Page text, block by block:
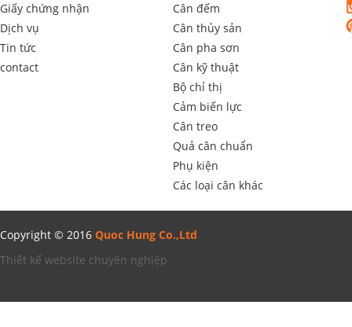
Giấy chứng nhận
Dịch vụ
Tin tức
contact
Cân đếm
Cân thủy sản
Cân pha sơn
Cân kỹ thuật
Bộ chỉ thị
Cảm biến lực
Cân treo
Quả cân chuẩn
Phụ kiện
Các loại cân khác
Copyright © 2016 Quoc Hung Co.,Ltd
Thiết kế website chuyên nghiệp